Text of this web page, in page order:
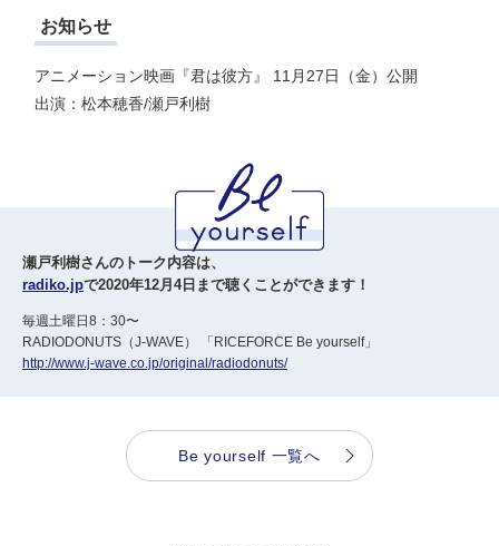
お知らせ
アニメーション映画『君は彼方』 11月27日（金）公開
出演：松本穂香/瀬戸利樹
瀬戸利樹さんのトーク内容は、
radiko.jpで2020年12月4日まで聴くことができます！
毎週土曜日8：30〜
RADIODONUTS（J-WAVE） 「RICEFORCE Be yourself」
http://www.j-wave.co.jp/original/radiodonuts/
Be yourself 一覧へ